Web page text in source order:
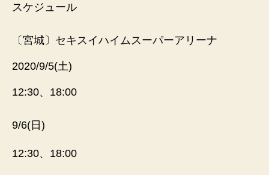
スケジュール
〔宮城〕セキスイハイムスーパーアリーナ
2020/9/5(土)
12:30、18:00
9/6(日)
12:30、18:00